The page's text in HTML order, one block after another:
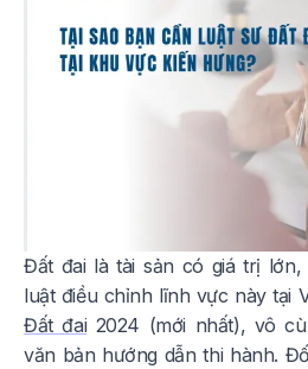
Đất đai là tài sản có giá trị
luật điều chỉnh lĩnh vực này tại
Đất đai 2024 (mới nhất), vô
văn bản hướng dẫn thi hành.